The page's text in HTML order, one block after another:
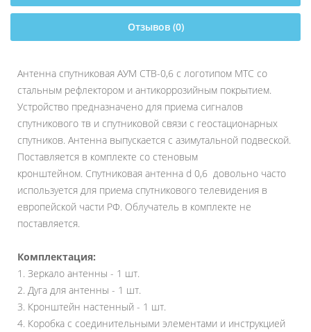
Отзывов (0)
Антенна спутниковая АУМ CTB-0,6 с логотипом МТС со
стальным рефлектором и антикоррозийным покрытием.
Устройство предназначено для приема сигналов
спутникового тв и спутниковой связи с геостационарных
спутников. Антенна выпускается с азимутальной подвеской.
Поставляется в комплекте со стеновым
кронштейном. Спутниковая антенна d 0,6 довольно часто
используется для приема спутникового телевидения в
европейской части РФ. Облучатель в комплекте не
поставляется.
Комплектация:
1. Зеркало антенны - 1 шт.
2. Дуга для антенны - 1 шт.
3. Кронштейн настенный - 1 шт.
4. Коробка с соединительными элементами и инструкцией